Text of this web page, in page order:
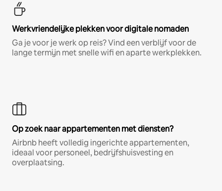
Werkvriendelijke plekken voor digitale nomaden
Ga je voor je werk op reis? Vind een verblijf voor de
lange termijn met snelle wifi en aparte werkplekken.
Op zoek naar appartementen met diensten?
Airbnb heeft volledig ingerichte appartementen,
ideaal voor personeel, bedrijfshuisvesting en
overplaatsing.